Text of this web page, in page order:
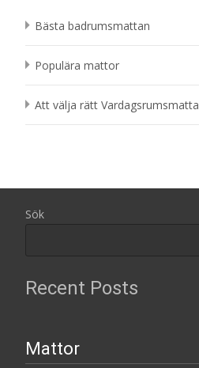
Bästa badrumsmattan
Populära mattor
Att välja rätt Vardagsrumsmatta
Sök
Recent Posts
Mattor